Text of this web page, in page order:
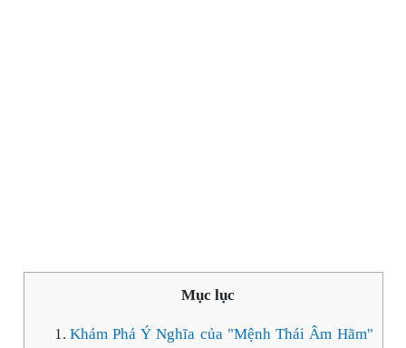
Mục lục
Khám Phá Ý Nghĩa của "Mệnh Thái Âm Hãm"